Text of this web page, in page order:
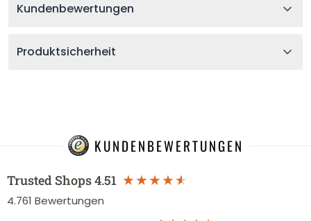
Kundenbewertungen
Produktsicherheit
KUNDENBEWERTUNGEN
Trusted Shops4.51
4.761 Bewertungen